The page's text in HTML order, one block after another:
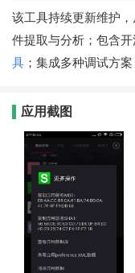
该工具持续更新维护
件提取与分析；包含
具 ；集成多种调试方
应用截图